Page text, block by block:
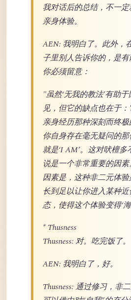
我对话后的总结，不一
亲身体验。
AEN: 我明白了。此外，
子里别人告诉你的，是
你必须留意：
"虽然‘无我的教法’有助
见，但它的缺点也在于
亲身经历那种深刻而终
你自身存在毫无疑问的
就是‘I AM’。这对吠檀
说是一个非常重要的因
因素是，这种非二元体验
长到足以让你进入某种
态，使得这个体验变得‘
* Thusness
Thusness: 对。吃完饭了。
AEN: 我明白了，好。
Thusness: 通过修习，非